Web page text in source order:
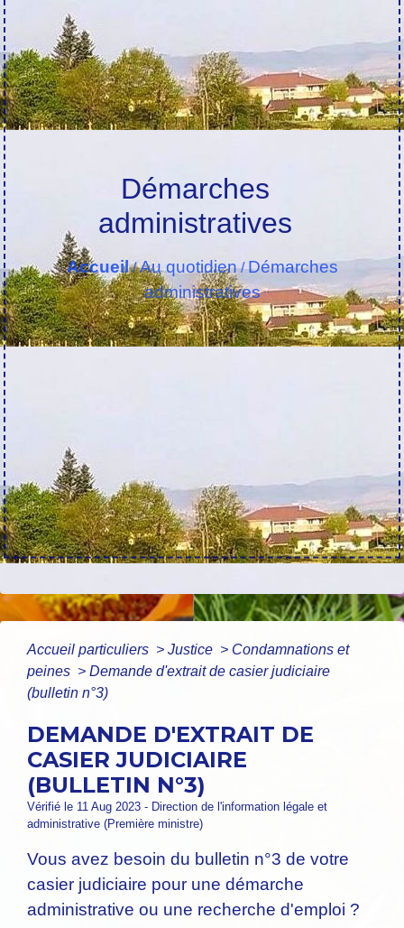
Démarches
administratives
Accueil/Au quotidien/Démarches
administratives
Accueil particuliers > Justice > Condamnations et
peines > Demande d'extrait de casier judiciaire
(bulletin n°3)
DEMANDE D'EXTRAIT DE
CASIER JUDICIAIRE
(BULLETIN N°3)
Vérifié le 11 Aug 2023 - Direction de l'information légale et
administrative (Première ministre)
Vous avez besoin du bulletin n°3 de votre
casier judiciaire pour une démarche
administrative ou une recherche d'emploi ?